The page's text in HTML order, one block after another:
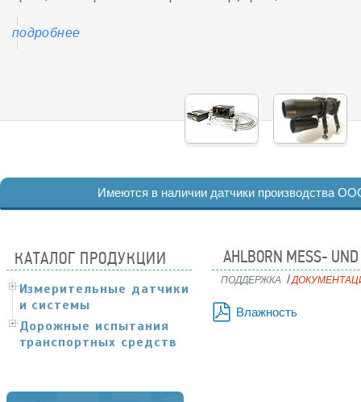
подробнее
подробнее
подробнее
подробнее
Имеются в наличии датчики производства
КАТАЛОГ ПРОДУКЦИИ
Измерительные датчики
и системы
Дорожные испытания
транспортных средств
AHLBORN MESS-
поддержка /
Влажность